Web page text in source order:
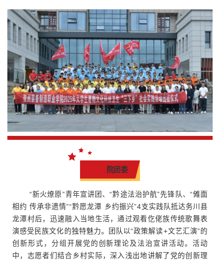
院团委
“新火燎原”青年宣讲团、“黔途法治护航”先锋队、“傩面
相约 传承非遗情”“黔愿龙潭 乡约振兴”4支实践队抵达务川县
龙潭村后，迅速融入当地生活，通过观看仡佬族传统歌舞表
演感受民族文化的独特魅力。团队以“政策解读+文艺汇演”的
创新形式，分组开展党的创新理论及法治宣讲活动。活动
中，志愿者们结合乡村实际，深入浅出地讲解了党的创新理